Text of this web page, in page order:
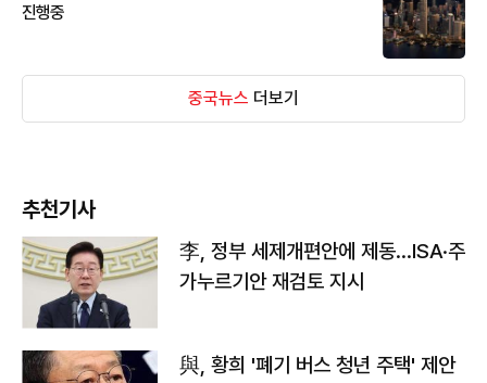
진행중
중국뉴스 더보기
추천기사
李, 정부 세제개편안에 제동…ISA·주
가누르기안 재검토 지시
與, 황희 '폐기 버스 청년 주택' 제안